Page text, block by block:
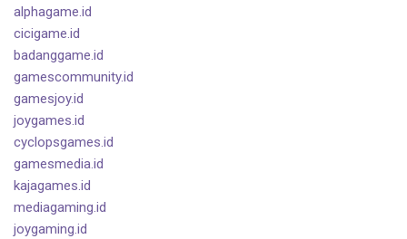
alphagame.id
cicigame.id
badanggame.id
gamescommunity.id
gamesjoy.id
joygames.id
cyclopsgames.id
gamesmedia.id
kajagames.id
mediagaming.id
joygaming.id